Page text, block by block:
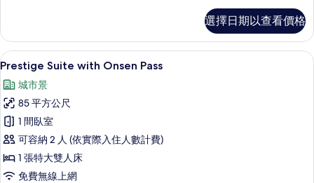
的
詳
情
選擇日期以查看價格
顯
示
Prestige
Suite
with
Onsen
Pass
的
迷你吧、客房內保險箱、書桌、筆電
13
Prestige Suite with Onsen Pass
城市景
85 平方公尺
1 間臥室
可容納 2 人 (依實際入住人數計費)
1 張特大雙人床
免費無線上網